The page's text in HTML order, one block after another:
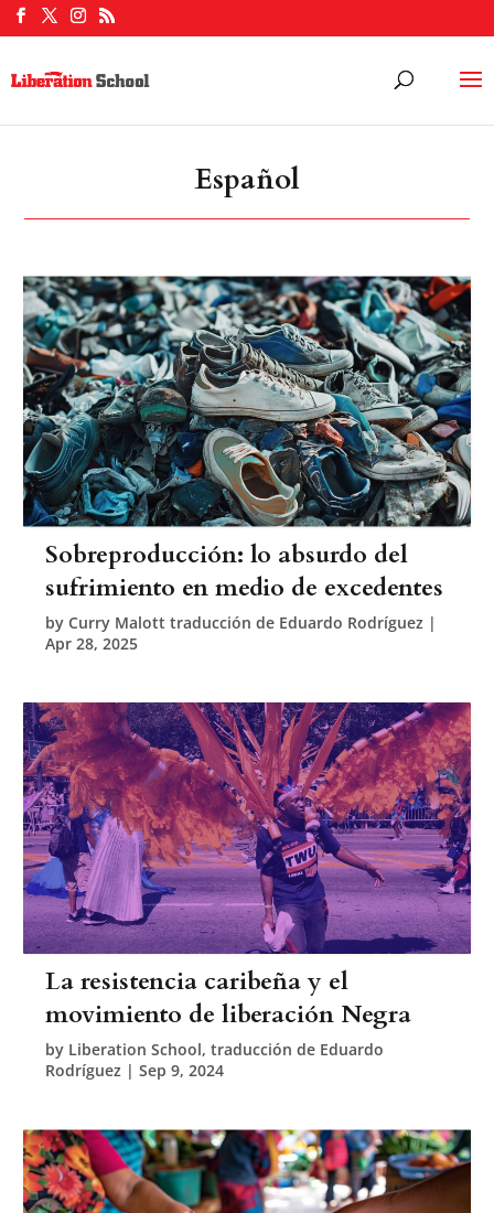
Español
Sobreproducción: lo absurdo del
sufrimiento en medio de excedentes
byCurry Malott traducción de Eduardo Rodríguez |
Apr 28, 2025
La resistencia caribeña y el
movimiento de liberación Negra
by Liberation School, traducción de Eduardo
Rodríguez |Sep 9, 2024